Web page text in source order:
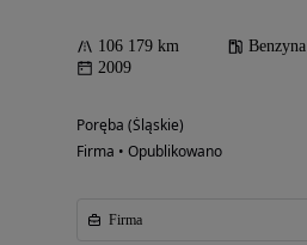
106 179 km Benzyna
2009
Poręba (Śląskie)
Firma • Opublikowano
Firma